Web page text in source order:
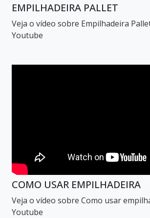
EMPILHADEIRA PALLET
Veja o vídeo sobre Empilhadeira
Youtube
COMO USAR EMPILHADEIRA
Veja o vídeo sobre Como usar
Youtube